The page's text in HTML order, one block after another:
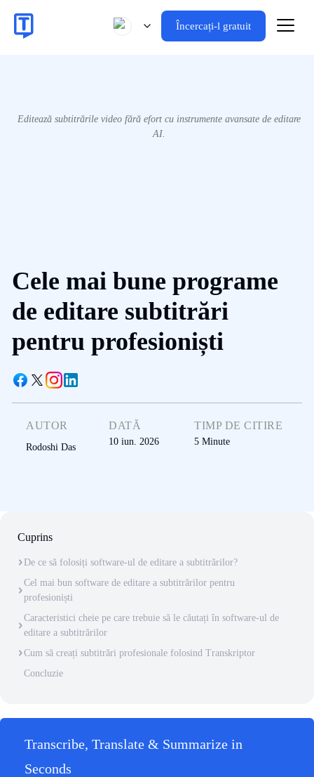
Încercați-l gratuit
Editează subtitrările video fără efort cu instrumente avansate de editare
AI.
Cele mai bune programe
de editare subtitrări
pentru profesioniști
AUTOR
Rodoshi Das
DATĂ
10 iun. 2026
TIMP DE CITIRE
5 Minute
Cuprins
De ce să folosiți software-ul de editare a subtitrărilor?
Cel mai bun software de editare a subtitrărilor pentru
profesioniști
Caracteristici cheie pe care trebuie să le căutați în software-ul de
editare a subtitrărilor
Cum să creați subtitrări profesionale folosind Transkriptor
Concluzie
Transcribe, Translate & Summarize in
Seconds